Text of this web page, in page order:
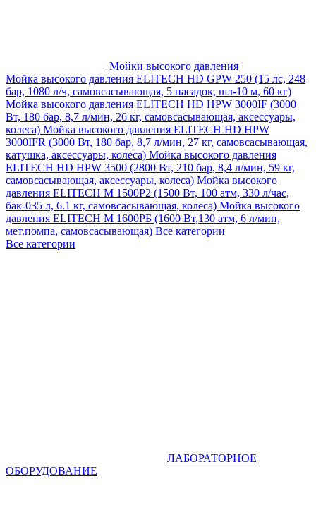
Мойки высокого давления
Мойка высокого давления ELITECH HD GPW 250 (15 лс, 248
бар, 1080 л/ч, самовсасывающая, 5 насадок, шл-10 м, 60 кг)
Мойка высокого давления ELITECH HD HPW 3000IF (3000
Вт, 180 бар, 8,7 л/мин, 26 кг, самовсасывающая, аксессуары,
колеса) Мойка высокого давления ELITECH HD HPW
3000IFR (3000 Вт, 180 бар, 8,7 л/мин, 27 кг, самовсасывающая,
катушка, аксессуары, колеса) Мойка высокого давления
ELITECH HD HPW 3500 (2800 Вт, 210 бар, 8,4 л/мин, 59 кг,
самовсасывающая, аксессуары, колеса) Мойка высокого
давления ELITECH M 1500P2 (1500 Вт, 100 атм, 330 л/час,
бак-035 л, 6.1 кг, самовсасывающая, колеса) Мойка высокого
давления ELITECH М 1600РБ (1600 Вт,130 атм, 6 л/мин,
мет.помпа, самовсасывающая) Все категории
Все категории
ЛАБОРАТОРНОЕ
ОБОРУДОВАНИЕ